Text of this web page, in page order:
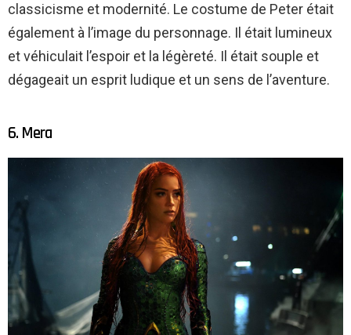
classicisme et modernité. Le costume de Peter était
également à l’image du personnage. Il était lumineux
et véhiculait l’espoir et la légèreté. Il était souple et
dégageait un esprit ludique et un sens de l’aventure.
6. Mera